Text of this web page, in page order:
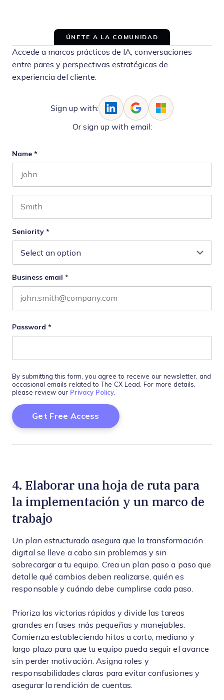
ÚNETE A LA COMUNIDAD
Accede a marcos prácticos de IA, conversaciones
entre pares y perspectivas estratégicas de
experiencia del cliente.
Sign up with:
Or sign up with email:
Name *
Seniority *
Business email *
Password *
By submitting this form, you agree to receive our newsletter, and
occasional emails related to The CX Lead. For more details,
please review our Privacy Policy.
4. Elaborar una hoja de ruta para
la implementación y un marco de
trabajo
Un plan estructurado asegura que la transformación
digital se lleve a cabo sin problemas y sin
sobrecargar a tu equipo. Crea un plan paso a paso que
detalle qué cambios deben realizarse, quién es
responsable y cuándo debe cumplirse cada paso.
Prioriza las victorias rápidas y divide las tareas
grandes en fases más pequeñas y manejables.
Comienza estableciendo hitos a corto, mediano y
largo plazo para que tu equipo pueda seguir el avance
sin perder motivación. Asigna roles y
responsabilidades claras para evitar confusiones y
asegurar la rendición de cuentas.